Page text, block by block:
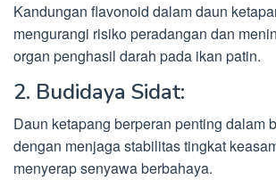
Kandungan flavonoid dalam daun
mengurangi risiko peradangan dan
organ penghasil darah pada ikan patin.
2. Budidaya Sidat:
Daun ketapang berperan penting dalam
dengan menjaga stabilitas tingkat
menyerap senyawa berbahaya.